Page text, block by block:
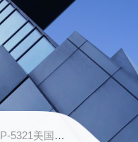
P-5321美国IPC P-80临时性橡胶润滑剂